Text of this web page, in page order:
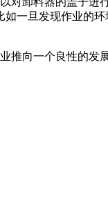
一旦发现作业的
向一个良性的发